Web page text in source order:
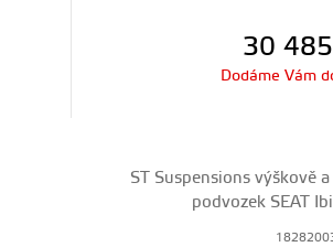
30 485
Dodáme Vám
ST Suspensions výškově
podvozek SEAT